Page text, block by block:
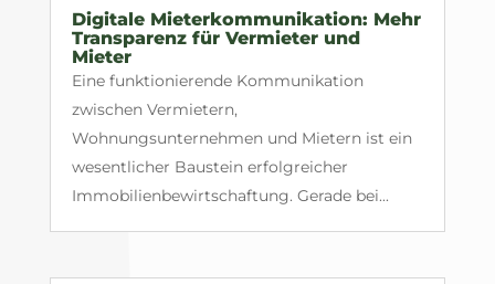
Digitale Mieterkommunikation: Mehr
Transparenz für Vermieter und
Mieter
Eine funktionierende Kommunikation
zwischen Vermietern,
Wohnungsunternehmen und Mietern ist ein
wesentlicher Baustein erfolgreicher
Immobilienbewirtschaftung. Gerade bei...